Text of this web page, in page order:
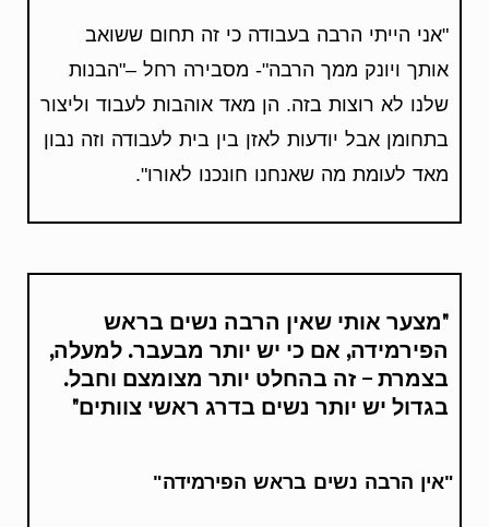
"אני הייתי הרבה בעבודה כי זה תחום ששואב
אותך ויונק ממך הרבה"- מסבירה רחל –"הבנות
שלנו לא רוצות בזה. הן מאד אוהבות לעבוד וליצור
בתחומן אבל יודעות לאזן בין בית לעבודה וזה נבון
מאד לעומת מה שאנחנו חונכנו לאורו".
"מצער אותי שאין הרבה נשים בראש
הפירמידה, אם כי יש יותר מבעבר. למעלה,
בצמרת – זה בהחלט יותר מצומצם וחבל.
בגדול יש יותר נשים בדרג ראשי צוותים"
"אין הרבה נשים בראש הפירמידה"